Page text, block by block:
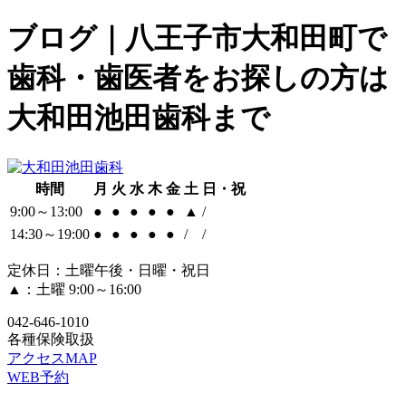
ブログ｜八王子市大和田町で
歯科・歯医者をお探しの方は
大和田池田歯科まで
時間 月 火 水 木 金 土 日・祝
9:00～13:00
● ● ● ● ● ▲ /
14:30～19:00 ● ● ● ● ● / /
定休日：土曜午後・日曜・祝日
▲：土曜 9:00～16:00
042-646-1010
各種保険取扱
アクセスMAP
WEB予約